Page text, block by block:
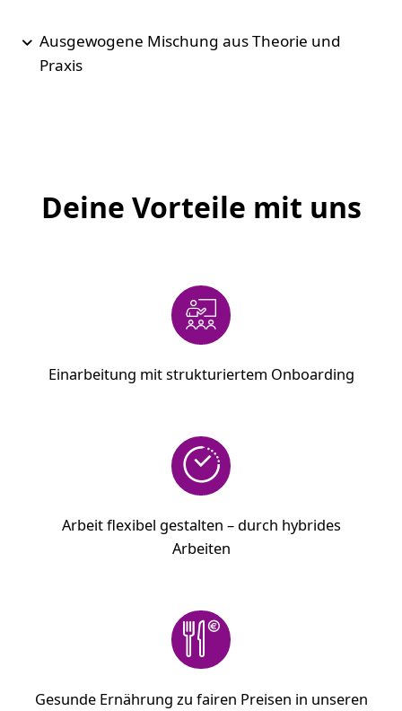
Ausgewogene Mischung aus Theorie und
Praxis
Deine Vorteile mit uns
Einarbeitung mit strukturiertem Onboarding
Arbeit flexibel gestalten – durch hybrides
Arbeiten
Gesunde Ernährung zu fairen Preisen in unseren